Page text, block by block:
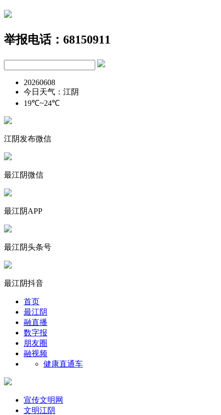
举报电话：68150911
20260608
今日天气：江阴
19℃~24℃
江阴发布微信
最江阴微信
最江阴APP
最江阴头条号
最江阴抖音
首页
最江阴
融直播
数字报
朋友圈
融视频
健康直通车
宣传文明网
文明江阴